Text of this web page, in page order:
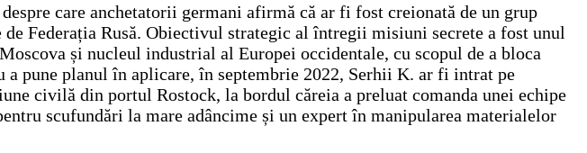
care anchetatorii germani afirmă că ar fi fost creionată de un grup
Federația Rusă. Obiectivul strategic al întregii misiuni secrete a fost unul
și nucleul industrial al Europei occidentale, cu scopul de a bloca
pune planul în aplicare, în septembrie 2022, Serhii K. ar fi intrat pe
civilă din portul Rostock, la bordul căreia a preluat comanda unei echipe
scufundări la mare adâncime și un expert în manipularea materialelor